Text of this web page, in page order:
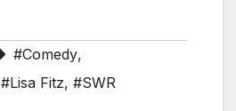
#Comedy,
#Lisa Fitz, #SWR